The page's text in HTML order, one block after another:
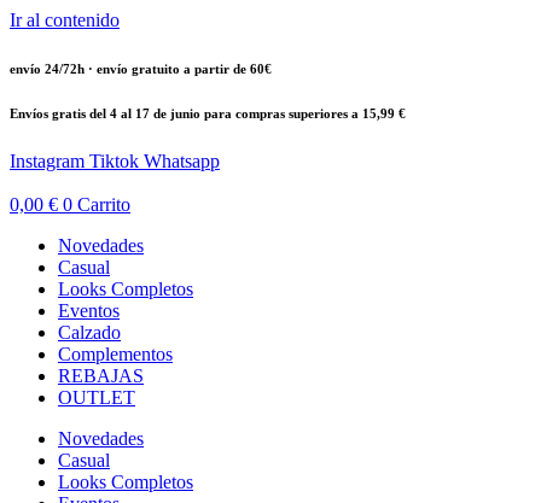
Ir al contenido
envío 24/72h · envío gratuito a partir de 60€
Envíos gratis del 4 al 17 de junio para compras superiores a 15,99 €
Instagram Tiktok Whatsapp
0,00 € 0 Carrito
Novedades
Casual
Looks Completos
Eventos
Calzado
Complementos
REBAJAS
OUTLET
Novedades
Casual
Looks Completos